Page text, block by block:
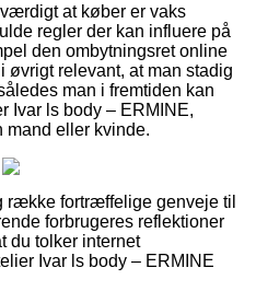
at køber er vaks
regler der kan influere på
den ombytningsret online
øvrigt relevant, at man stadig
man i fremtiden kan
Ivar ls body – ERMINE,
mand eller kvinde.
række fortræffelige genveje til
forbrugeres reflektioner
du tolker internet
Ivar ls body – ERMINE